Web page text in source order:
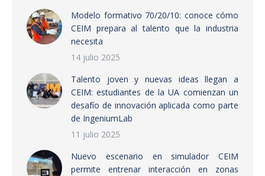
Modelo formativo 70/20/10: conoce cómo
CEIM prepara al talento que la industria
necesita
14 julio 2025
Talento joven y nuevas ideas llegan a
CEIM: estudiantes de la UA comienzan un
desafío de innovación aplicada como parte
de IngeniumLab
11 julio 2025
Nuevo escenario en simulador CEIM
permite entrenar interacción en zonas